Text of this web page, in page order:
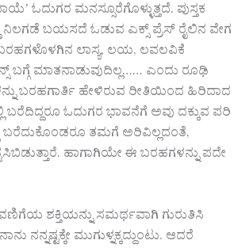
ಮನಸ್ಸೂರೆಗೊಳ್ಳುತ್ತದೆ. ಪುಸ್ತಕ
ಬಯಸದೆ ಓಡುವ ಎಕ್ಸ್‌ ಪ್ರೆಸ್‌ ರೈಲಿನ ವೇಗ
ಬರಹಗಳೊಳಗಿನ ಲಾಸ್ಯ, ಲಯ, ಲವಲವಿಕೆ
ಬಗ್ಗೆ ಮಾತನಾಡುವುದಿಲ್ಲ…… ಎಂದು ರೂಢಿ
ಬರಹಗಾರ್ತಿ ಹೇಳಿರುವ ರೀತಿಯಿಂದ ಹಿರಿದಾದ
ಓದುಗರ ಭಾವನೆಗೆ ಅವು ದಕ್ಕುವ ಪರಿ
ಬರೆದುಕೊಂಡರೂ ತಮಗೆ ಅರಿವಿಲ್ಲದಂತೆ,
ಹಾಗಾಗಿಯೇ ಈ ಬರಹಗಳನ್ನು ಪದೇ
ಶಕ್ತಿಯನ್ನು ಸಮರ್ಥವಾಗಿ ಗುರುತಿಸಿ
ನನ್ನಷ್ಟಕ್ಕೇ ಮುಗುಳ್ನಕ್ಕದ್ದುಂಟು. ಆದರೆ